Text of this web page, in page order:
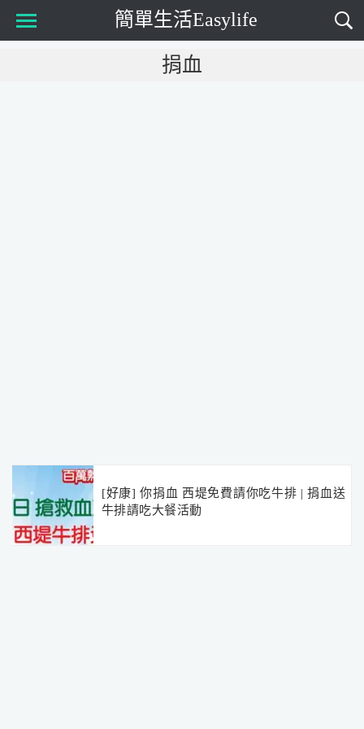
簡單生活Easylife
捐血
[好康] 你捐血 西堤免費請你吃牛排 | 捐血送
牛排請吃大餐活動